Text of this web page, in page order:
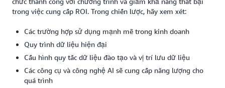
trong việc cung cấp ROI. Trong chiến lược, hãy xem xét:
Các trường hợp sử dụng mạnh mẽ trong kinh doanh
Quy trình dữ liệu hiện đại
Cấu hình quy tắc dữ liệu đào tạo và vị trí lưu dữ liệu
Các công cụ và công nghệ AI sẽ cung cấp năng lượng cho
quá trình